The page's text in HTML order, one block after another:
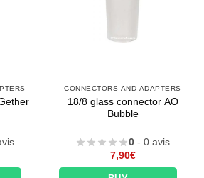
CONNECTORS AND ADAPTERS
18/8 glass connector AO
Bubble
0 - 0 avis
7,90€